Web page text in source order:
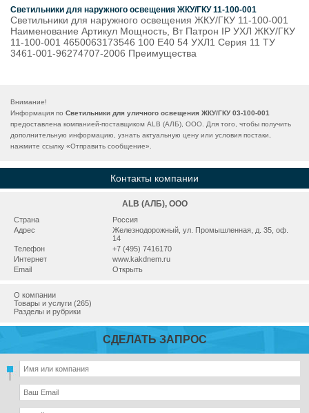
Светильники для наружного освещения ЖКУ/ГКУ 11-100-001
Светильники для наружного освещения ЖКУ/ГКУ 11-100-001
Наименование Артикул Мощность, Вт Патрон IP УХЛ ЖКУ/ГКУ
11-100-001 4650063173546 100 E40 54 УХЛ1 Серия 11 ТУ
3461-001-96274707-2006 Преимущества
Внимание!
Информация по Светильники для уличного освещения ЖКУ/ГКУ 03-100-001
предоставлена компанией-поставщиком ALB (АЛБ), ООО. Для того, чтобы получить
дополнительную информацию, узнать актуальную цену или условия постаки,
нажмите ссылку «Отправить сообщение».
Контакты компании
ALB (АЛБ), ООО
Страна
Россия
Адрес
Железнодорожный, ул. Промышленная, д. 35, оф.
14
Телефон
+7 (495) 7416170
Интернет
www.kakdnem.ru
Email
Открыть
О компании
Товары и услуги (265)
Разделы и рубрики
СДЕЛАТЬ ЗАПРОС